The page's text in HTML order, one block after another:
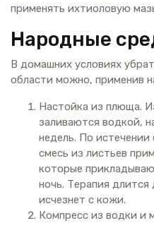
применять ихтиоловую
Народные
В домашних условиях
области можно, применив
Настойка из плюща.
заливаются водкой,
недель. По
смесь из листьев
которые
ночь. Терапия длится
исчезнет с кожи.
Компресс из водки и